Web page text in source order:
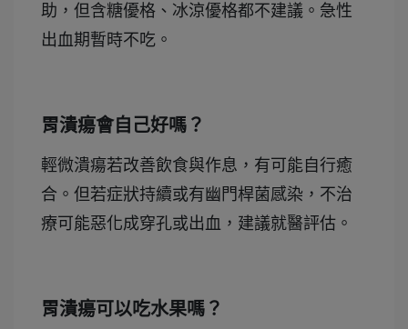
助，但含糖優格、冰涼優格都不建議。急性
出血期暫時不吃。
胃潰瘍會自己好嗎？
輕微潰瘍若改善飲食與作息，有可能自行癒
合。但若症狀持續或有幽門桿菌感染，不治
療可能惡化成穿孔或出血，建議就醫評估。
胃潰瘍可以吃水果嗎？